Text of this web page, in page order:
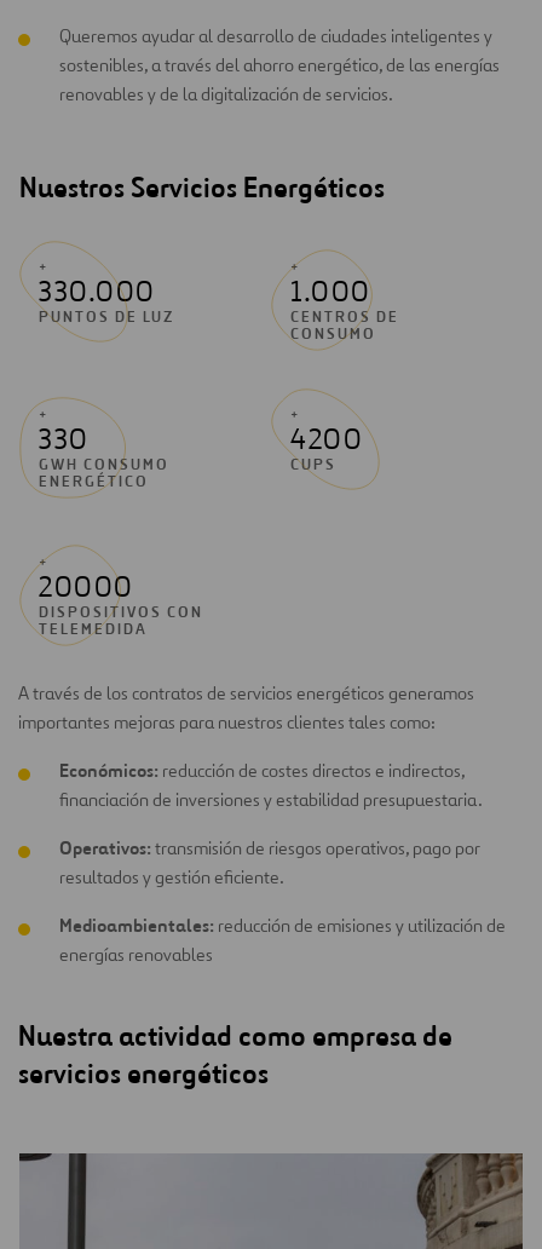
Queremos ayudar al desarrollo de ciudades inteligentes y
sostenibles, a través del ahorro energético, de las energías
renovables y de la digitalización de servicios.
Nuestros Servicios Energéticos
+
330.000
PUNTOS DE LUZ
+
1.000
CENTROS DE
CONSUMO
+
330
GWH CONSUMO
ENERGÉTICO
+
4200
CUPS
+
20000
DISPOSITIVOS CON
TELEMEDIDA
A través de los contratos de servicios energéticos generamos
importantes mejoras para nuestros clientes tales como:
Económicos: reducción de costes directos e indirectos,
financiación de inversiones y estabilidad presupuestaria.
Operativos: transmisión de riesgos operativos, pago por
resultados y gestión eficiente.
Medioambientales: reducción de emisiones y utilización de
energías renovables
Nuestra actividad como empresa de
servicios energéticos